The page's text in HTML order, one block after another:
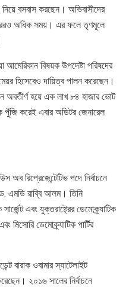
বসবাস করছেন। অভিবাসীদের
অধিক সময়। এর ফলে তৃণমূলে
আমেরিকান বিষয়ক উপদেষ্টা পরিষদের
হিসেবেও দায়িত্ব পালন করেছেন।
অবতীর্ণ হয়ে এক লাখ ৮৪ হাজার ভোট
পুঁজি করেই এবার অডিটর জেনারেল
অব রিপ্রেজেন্টেটিভ পদে নির্বাচনে
এমডি রাব্বি আলম। তিনি
এবং যুক্তরাষ্ট্রের ডেমোক্র্যাটিক
মিসোরি ডেমোক্র্যাটিক পার্টির
বারাক ওবামার স্যাটেলাইট
২০১৬ সালের নির্বাচনে